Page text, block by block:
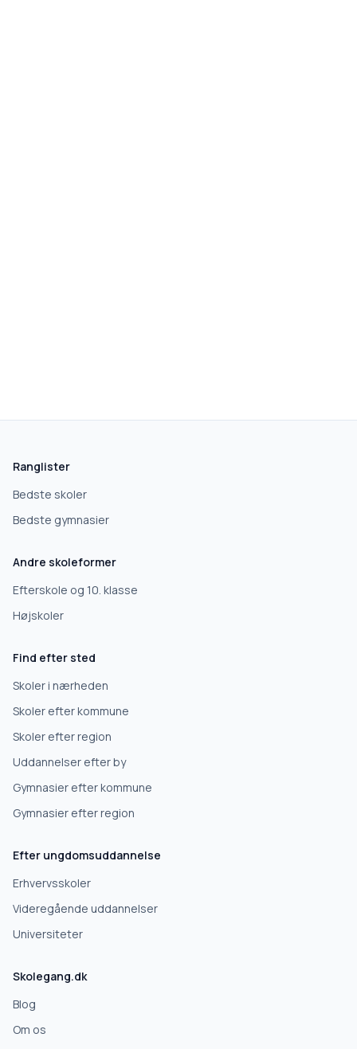
Ranglister
Bedste skoler
Bedste gymnasier
Andre skoleformer
Efterskole og 10. klasse
Højskoler
Find efter sted
Skoler i nærheden
Skoler efter kommune
Skoler efter region
Uddannelser efter by
Gymnasier efter kommune
Gymnasier efter region
Efter ungdomsuddannelse
Erhvervsskoler
Videregående uddannelser
Universiteter
Skolegang.dk
Blog
Om os